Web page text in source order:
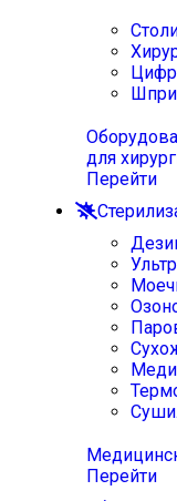
для
Перейти
Перейти